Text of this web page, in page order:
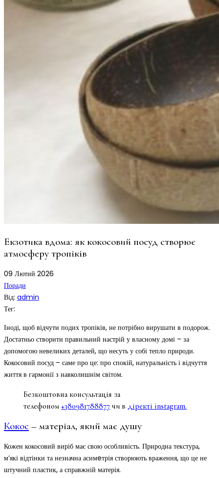
Екзотика вдома: як кокосовий посуд створює
атмосферу тропіків
09 Лютий 2026
Поради
Від: admin
Тег:
Іноді, щоб відчути подих тропіків, не потрібно вирушати в подорож.
Достатньо створити правильний настрій у власному домі – за
допомогою невеликих деталей, що несуть у собі тепло природи.
Кокосовий посуд – саме про це: про спокій, натуральність і відчуття
життя в гармонії з навколишнім світом.
Безкоштовна консультація за
телефоном +380981788877 чи в діректі instagram.
Кокос – матеріал, який має душу
Кожен кокосовий виріб має свою особливість. Природна текстура,
м’які відтінки та незначна асимeтрія створюють враження, що це не
штучний пластик, а справжній матерія.